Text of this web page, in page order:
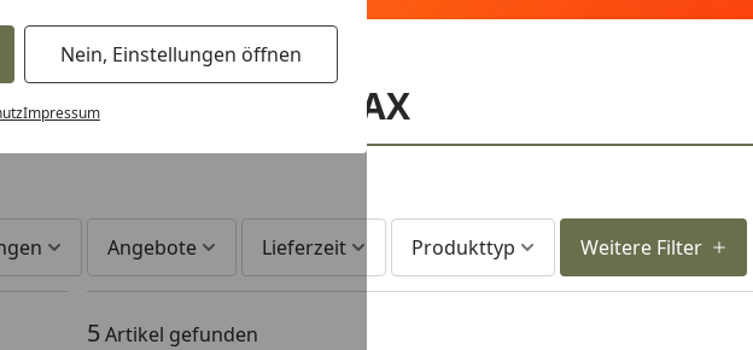
Nein, Einstellungen öffnen
Impressum
Zubehör für MAX
Zauntechnik MAX
Angebote Lieferzeit Produkttyp Weitere Filter
5Artikel gefunden